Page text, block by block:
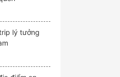
lý tưởng